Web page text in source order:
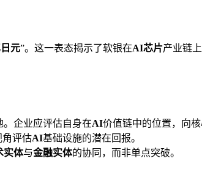
元”。这一表态揭示了软银在AI芯片产业链
。企业应评估自身在AI价值链中的位置，向核
角评估AI基础设施的潜在回报。
实体与金融实体的协同，而非单点突破。